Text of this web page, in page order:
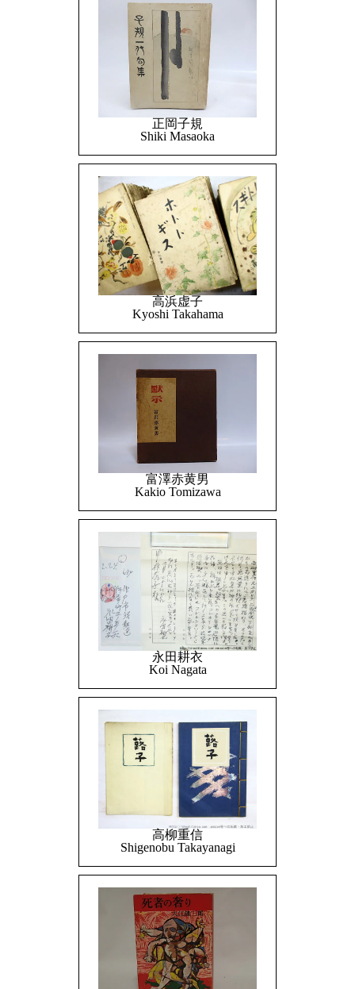
正岡子規
Shiki Masaoka
高浜虚子
Kyoshi Takahama
富澤赤黄男
Kakio Tomizawa
永田耕衣
Koi Nagata
高柳重信
Shigenobu Takayanagi